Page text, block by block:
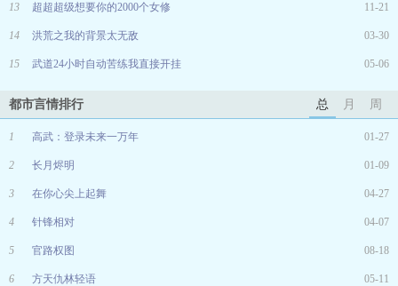
13 超超超级想要你的2000个女修 11-21
14 洪荒之我的背景太无敌 03-30
15 武道24小时自动苦练我直接开挂 05-06
都市言情排行 总 月 周
1 高武：登录未来一万年 01-27
2 长月烬明 01-09
3 在你心尖上起舞 04-27
4 针锋相对 04-07
5 官路权图 08-18
6 方天仇林轻语 05-11